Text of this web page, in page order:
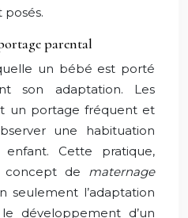
posés.
parental
un bébé est porté
son adaptation. Les
un portage fréquent et
une habituation
Cette pratique,
concept de maternage
seulement l’adaptation
développement d’un